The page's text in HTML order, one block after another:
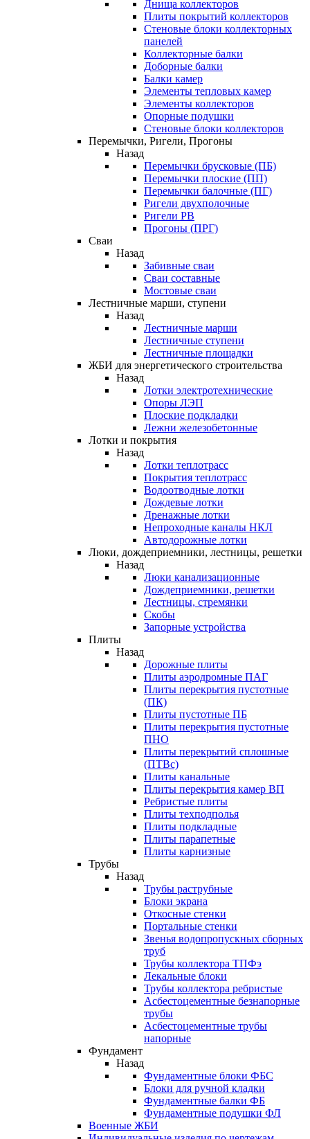
Днища коллекторов
Плиты покрытий коллекторов
Стеновые блоки коллекторных
панелей
Коллекторные балки
Доборные балки
Балки камер
Элементы тепловых камер
Элементы коллекторов
Опорные подушки
Стеновые блоки коллекторов
Перемычки, Ригели, Прогоны
Назад
Перемычки брусковые (ПБ)
Перемычки плоские (ПП)
Перемычки балочные (ПГ)
Ригели двухполочные
Ригели РВ
Прогоны (ПРГ)
Сваи
Назад
Забивные сваи
Сваи составные
Мостовые сваи
Лестничные марши, ступени
Назад
Лестничные марши
Лестничные ступени
Лестничные площадки
ЖБИ для энергетического строительства
Назад
Лотки электротехнические
Опоры ЛЭП
Плоские подкладки
Лежни железобетонные
Лотки и покрытия
Назад
Лотки теплотрасс
Покрытия теплотрасс
Водоотводные лотки
Дождевые лотки
Дренажные лотки
Непроходные каналы НКЛ
Автодорожные лотки
Люки, дождеприемники, лестницы, решетки
Назад
Люки канализационные
Дождеприемники, решетки
Лестницы, стремянки
Скобы
Запорные устройства
Плиты
Назад
Дорожные плиты
Плиты аэродромные ПАГ
Плиты перекрытия пустотные
(ПК)
Плиты пустотные ПБ
Плиты перекрытия пустотные
ПНО
Плиты перекрытий сплошные
(ПТВс)
Плиты канальные
Плиты перекрытия камер ВП
Ребристые плиты
Плиты техподполья
Плиты подкладные
Плиты парапетные
Плиты карнизные
Трубы
Назад
Трубы раструбные
Блоки экрана
Откосные стенки
Портальные стенки
Звенья водопропускных сборных
труб
Трубы коллектора ТПФэ
Лекальные блоки
Трубы коллектора ребристые
Асбестоцементные безнапорные
трубы
Асбестоцементные трубы
напорные
Фундамент
Назад
Фундаментные блоки ФБС
Блоки для ручной кладки
Фундаментные балки ФБ
Фундаментные подушки ФЛ
Военные ЖБИ